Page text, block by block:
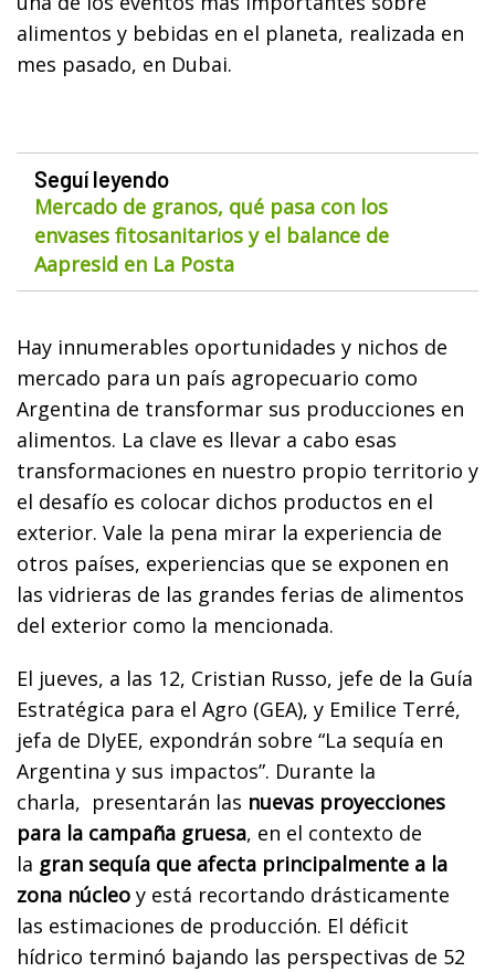
alimentos y bebidas en el planeta, realizada en
mes pasado, en Dubai.
Seguí leyendo
Mercado de granos, qué pasa con los
envases fitosanitarios y el balance de
Aapresid en La Posta
Hay innumerables oportunidades y nichos de
mercado para un país agropecuario como
Argentina de transformar sus producciones en
alimentos. La clave es llevar a cabo esas
transformaciones en nuestro propio territorio y
el desafío es colocar dichos productos en el
exterior. Vale la pena mirar la experiencia de
otros países, experiencias que se exponen en
las vidrieras de las grandes ferias de alimentos
del exterior como la mencionada.
El jueves, a las 12, Cristian Russo, jefe de la Guía
Estratégica para el Agro (GEA), y Emilice Terré,
jefa de DIyEE, expondrán sobre “La sequía en
Argentina y sus impactos”. Durante la
charla, presentarán las nuevas proyecciones
para la campaña gruesa, en el contexto de
la gran sequía que afecta principalmente a la
zona núcleo y está recortando drásticamente
las estimaciones de producción. El déficit
hídrico terminó bajando las perspectivas de 52